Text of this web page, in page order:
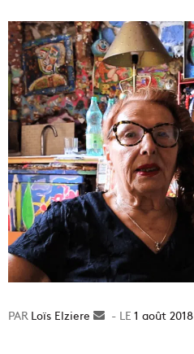
Loïs Elziere
Envoyer1 août 2018